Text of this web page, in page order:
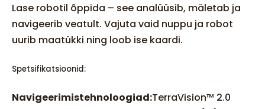
Lase robotil õppida – see analüüsib, mäletab ja
navigeerib veatult. Vajuta vaid nuppu ja robot
uurib maatükki ning loob ise kaardi.
Spetsifikatsioonid:
Navigeerimistehnoloogiad:TerraVision™ 2.0